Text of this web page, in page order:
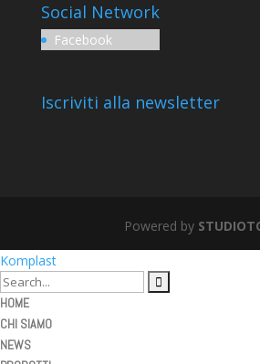
Social Network
Facebook
Iscriviti alla newsletter
Powered by
Komplast
HOME
CHI SIAMO
NEWS